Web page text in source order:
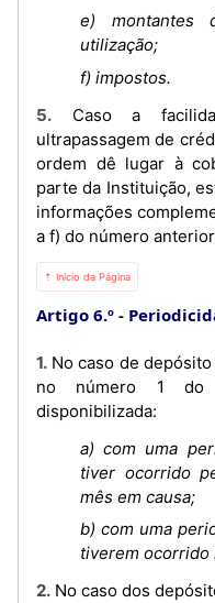
e) montantes
utilização;
f) impostos.
5. Caso a facilidade de descoberto ou a
ultrapassagem de
ordem dê lugar à
parte da Instituição,
informações
a f) do número
⇡ Início da Página
Artigo 6.º
1. No caso de depósito à ordem, a informação referida
no número 1 do
disponibilizada:
a) com uma
tiver ocorrido
mês em causa;
b) com uma
tiverem ocorrido
2. No caso dos depósitos a prazo, depósitos com pré-